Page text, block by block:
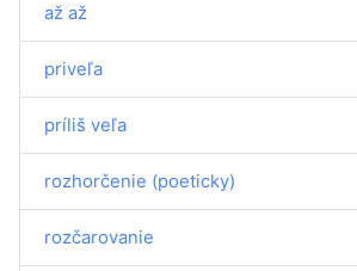
až až
priveľa
príliš veľa
rozhorčenie (poeticky)
rozčarovanie